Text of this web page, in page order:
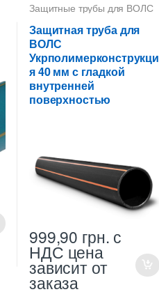
Защитные трубы для ВОЛС
40 мм
Защитная труба для
ВОЛС
Укрполимерконструкци
я 40 мм с гладкой
внутренней
поверхностью
999,90 грн. с
НДС цена
зависит от
заказа